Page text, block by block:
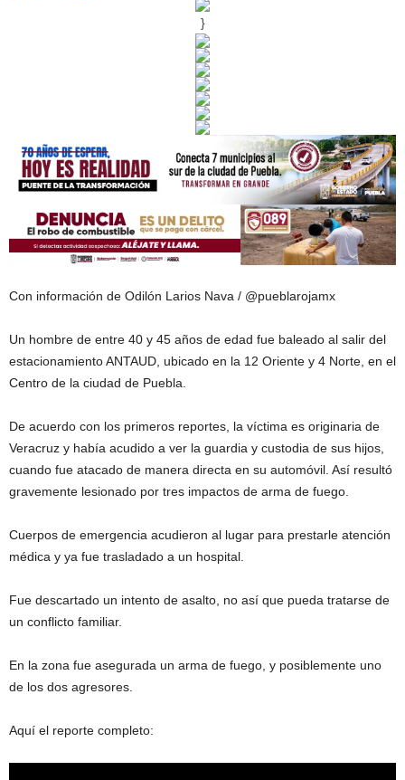
}
Con información de Odilón Larios Nava / @pueblarojamx
Un hombre de entre 40 y 45 años de edad fue baleado al salir del
estacionamiento ANTAUD, ubicado en la 12 Oriente y 4 Norte, en el
Centro de la ciudad de Puebla.
De acuerdo con los primeros reportes, la víctima es originaria de
Veracruz y había acudido a ver la guardia y custodia de sus hijos,
cuando fue atacado de manera directa en su automóvil. Así resultó
gravemente lesionado por tres impactos de arma de fuego.
Cuerpos de emergencia acudieron al lugar para prestarle atención
médica y ya fue trasladado a un hospital.
Fue descartado un intento de asalto, no así que pueda tratarse de
un conflicto familiar.
En la zona fue asegurada un arma de fuego, y posiblemente uno
de los dos agresores.
Aquí el reporte completo: